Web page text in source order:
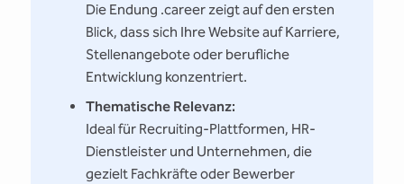
Die Endung .career zeigt auf den ersten
Blick, dass sich Ihre Website auf Karriere,
Stellenangebote oder berufliche
Entwicklung konzentriert.
Thematische Relevanz:
Ideal für Recruiting-Plattformen, HR-
Dienstleister und Unternehmen, die
gezielt Fachkräfte oder Bewerber